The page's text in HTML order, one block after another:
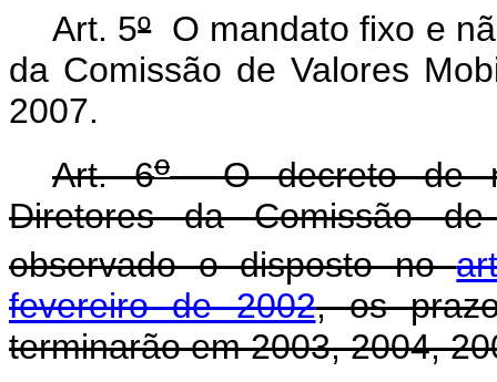
Art. 5ºO mandato fixo e
da Comissão de Valores
2007.
Art. 6oO decreto de
Diretores da Comissão de
observado o disposto no
fevereiro de 2002, os
terminarão em 2003, 2004,